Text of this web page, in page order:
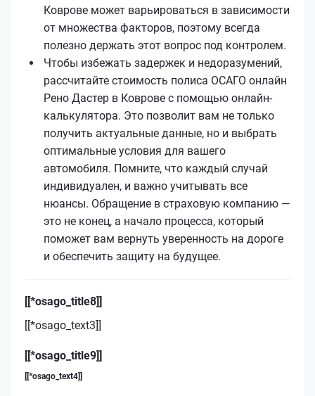
Коврове может варьироваться в зависимости
от множества факторов, поэтому всегда
полезно держать этот вопрос под контролем.
Чтобы избежать задержек и недоразумений,
рассчитайте стоимость полиса ОСАГО онлайн
Рено Дастер в Коврове с помощью онлайн-
калькулятора. Это позволит вам не только
получить актуальные данные, но и выбрать
оптимальные условия для вашего
автомобиля. Помните, что каждый случай
индивидуален, и важно учитывать все
нюансы. Обращение в страховую компанию —
это не конец, а начало процесса, который
поможет вам вернуть уверенность на дороге
и обеспечить защиту на будущее.
[[*osago_title8]]
[[*osago_text3]]
[[*osago_title9]]
[[*osago_text4]]